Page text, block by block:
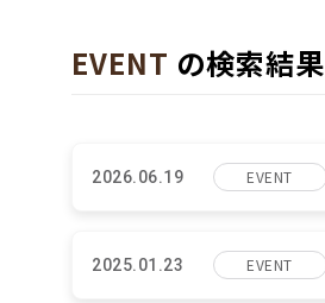
EVENT の検索結果
2026.06.19 EVENT
2025.01.23 EVENT